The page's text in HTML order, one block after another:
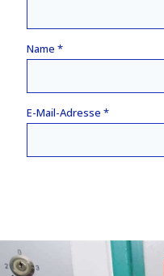
Name *
E-Mail-Adresse *